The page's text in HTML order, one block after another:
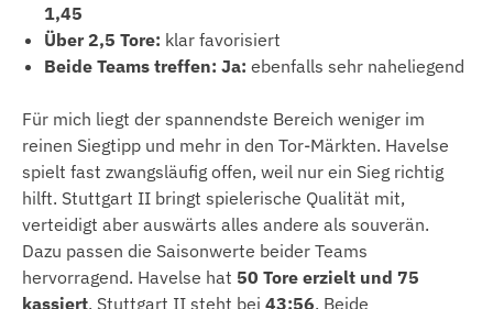
1,45
Über 2,5 Tore: klar favorisiert
Beide Teams treffen: Ja: ebenfalls sehr naheliegend
Für mich liegt der spannendste Bereich weniger im
reinen Siegtipp und mehr in den Tor-Märkten. Havelse
spielt fast zwangsläufig offen, weil nur ein Sieg richtig
hilft. Stuttgart II bringt spielerische Qualität mit,
verteidigt aber auswärts alles andere als souverän.
Dazu passen die Saisonwerte beider Teams
hervorragend. Havelse hat 50 Tore erzielt und 75
kassiert, Stuttgart II steht bei 43:56. Beide